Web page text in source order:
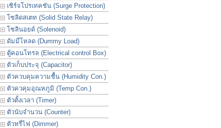
เซิร์จโปรเทคชัน (Surge Protection)
โซลิดสเตท (Solid State Relay)
โซลินอยด์ (Solenoid)
ดัมมี่โหลด (Dummy Load)
ตู้คอนโทรล (Electrical control Box)
ตัวเก็บประจุ (Capacitor)
ตัวควบคุมความชื้น (Humidity Con.)
ตัวควคุมอุณหภูมิ (Temp Con.)
ตัวตั้งเวลา (Timer)
ตัวนับจำนวน (Counter)
ตัวหรี่ไฟ (Dimmer)